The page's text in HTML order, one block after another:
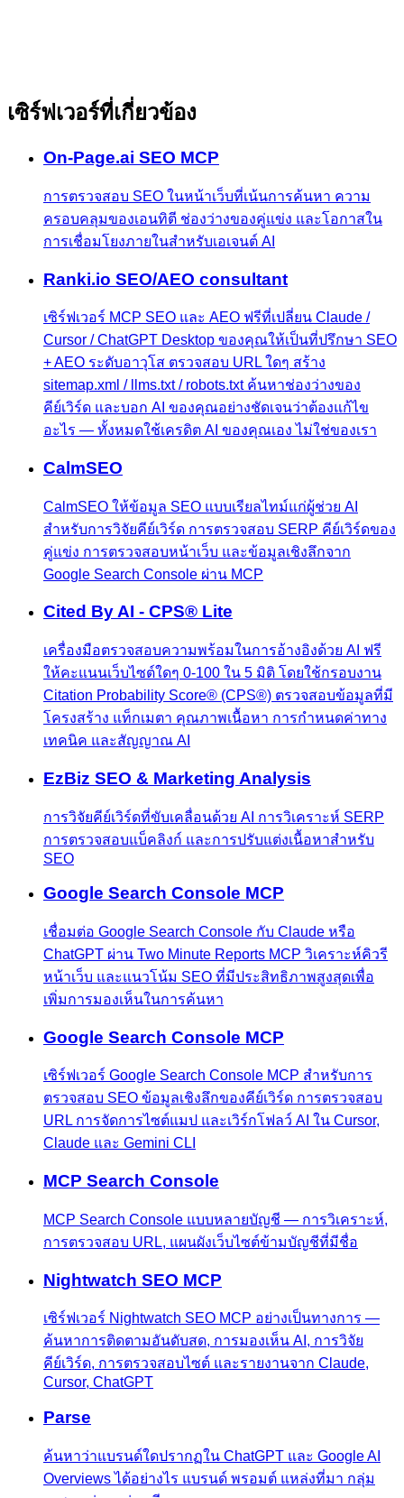
เซิร์ฟเวอร์ที่เกี่ยวข้อง
On-Page.ai SEO MCP
การตรวจสอบ SEO ในหน้าเว็บที่เน้นการค้นหา ความ
ครอบคลุมของเอนทิตี ช่องว่างของคู่แข่ง และโอกาสใน
การเชื่อมโยงภายในสำหรับเอเจนต์ AI
Ranki.io SEO/AEO consultant
เซิร์ฟเวอร์ MCP SEO และ AEO ฟรีที่เปลี่ยน Claude /
Cursor / ChatGPT Desktop ของคุณให้เป็นที่ปรึกษา SEO
+ AEO ระดับอาวุโส ตรวจสอบ URL ใดๆ สร้าง
sitemap.xml / llms.txt / robots.txt ค้นหาช่องว่างของ
คีย์เวิร์ด และบอก AI ของคุณอย่างชัดเจนว่าต้องแก้ไข
อะไร — ทั้งหมดใช้เครดิต AI ของคุณเอง ไม่ใช่ของเรา
CalmSEO
CalmSEO ให้ข้อมูล SEO แบบเรียลไทม์แก่ผู้ช่วย AI
สำหรับการวิจัยคีย์เวิร์ด การตรวจสอบ SERP คีย์เวิร์ดของ
คู่แข่ง การตรวจสอบหน้าเว็บ และข้อมูลเชิงลึกจาก
Google Search Console ผ่าน MCP
Cited By AI - CPS® Lite
เครื่องมือตรวจสอบความพร้อมในการอ้างอิงด้วย AI ฟรี
ให้คะแนนเว็บไซต์ใดๆ 0-100 ใน 5 มิติ โดยใช้กรอบงาน
Citation Probability Score® (CPS®) ตรวจสอบข้อมูลที่มี
โครงสร้าง แท็กเมตา คุณภาพเนื้อหา การกำหนดค่าทาง
เทคนิค และสัญญาณ AI
EzBiz SEO & Marketing Analysis
การวิจัยคีย์เวิร์ดที่ขับเคลื่อนด้วย AI การวิเคราะห์ SERP
การตรวจสอบแบ็คลิงก์ และการปรับแต่งเนื้อหาสำหรับ
SEO
Google Search Console MCP
เชื่อมต่อ Google Search Console กับ Claude หรือ
ChatGPT ผ่าน Two Minute Reports MCP วิเคราะห์คิวรี
หน้าเว็บ และแนวโน้ม SEO ที่มีประสิทธิภาพสูงสุดเพื่อ
เพิ่มการมองเห็นในการค้นหา
Google Search Console MCP
เซิร์ฟเวอร์ Google Search Console MCP สำหรับการ
ตรวจสอบ SEO ข้อมูลเชิงลึกของคีย์เวิร์ด การตรวจสอบ
URL การจัดการไซต์แมป และเวิร์กโฟลว์ AI ใน Cursor,
Claude และ Gemini CLI
MCP Search Console
MCP Search Console แบบหลายบัญชี — การวิเคราะห์,
การตรวจสอบ URL, แผนผังเว็บไซต์ข้ามบัญชีที่มีชื่อ
Nightwatch SEO MCP
เซิร์ฟเวอร์ Nightwatch SEO MCP อย่างเป็นทางการ —
ค้นหาการติดตามอันดับสด, การมองเห็น AI, การวิจัย
คีย์เวิร์ด, การตรวจสอบไซต์ และรายงานจาก Claude,
Cursor, ChatGPT
Parse
ค้นหาว่าแบรนด์ใดปรากฏใน ChatGPT และ Google AI
Overviews ได้อย่างไร แบรนด์ พรอมต์ แหล่งที่มา กลุ่ม